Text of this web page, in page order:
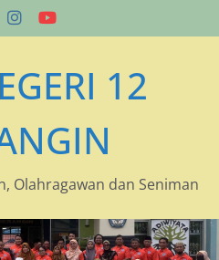
12
Olahragawan dan Seniman